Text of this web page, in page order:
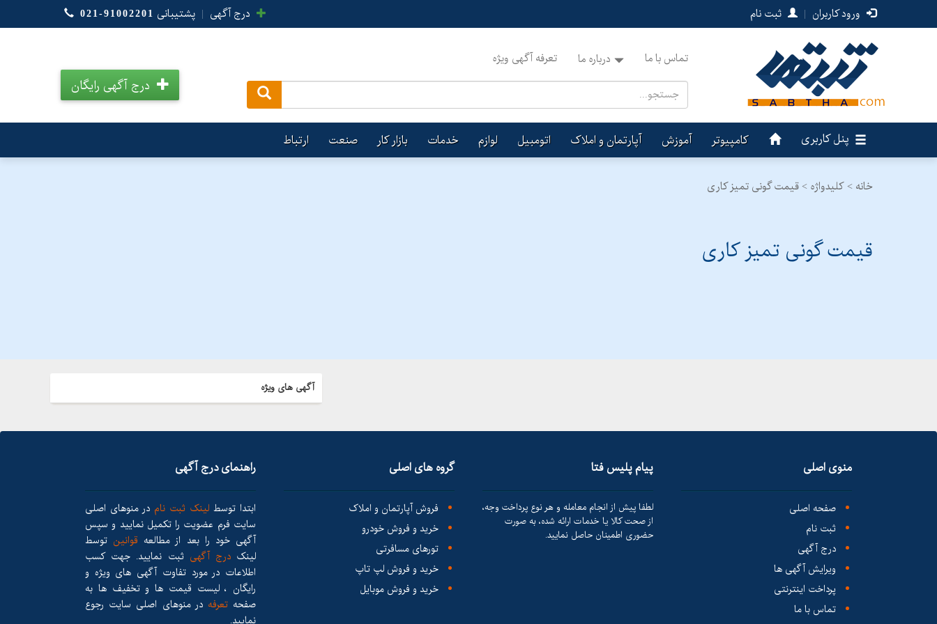
ورود کاربران | ثبت نام درج آگهی | پشتیبانی 021-91002201
تماس با ما درباره ما تعرفه آگهی ویژه
درج آگهی رایگان
پنل کاربری کامپیوتر آموزش آپارتمان و املاک اتومبیل لوازم خدمات بازار کار صنعت ارتباط
خانه > کلیدواژه > قیمت گونی تمیز کاری
قیمت گونی تمیز کاری
آگهی های ویژه
منوی اصلی
صفحه اصلی
ثبت نام
درج آگهی
ویرایش آگهی ها
پرداخت اینترنتی
تماس با ما
پیام پلیس فتا
لطفا پیش از انجام معامله و هر نوع پرداخت وجه،
از صحت کالا یا خدمات ارائه شده، به صورت
حضوری اطمینان حاصل نمایید.
گروه های اصلی
فروش آپارتمان و املاک
خرید و فروش خودرو
تورهای مسافرتی
خرید و فروش لپ تاپ
خرید و فروش موبایل
راهنمای درج آگهی
ابتدا توسط لینک ثبت نام در منوهای اصلی
سایت فرم عضویت را تکمیل نمایید و سپس
آگهی خود را بعد از مطالعه قوانین توسط
لینکدرج آگهی ثبت نمایید. جهت کسب
اطلاعات در مورد تفاوت آگهی های ویژه و
رایگان ، لیست قیمت ها و تخفیف ها به
صفحه تعرفهدر منوهای اصلی سایت رجوع
نمایید.